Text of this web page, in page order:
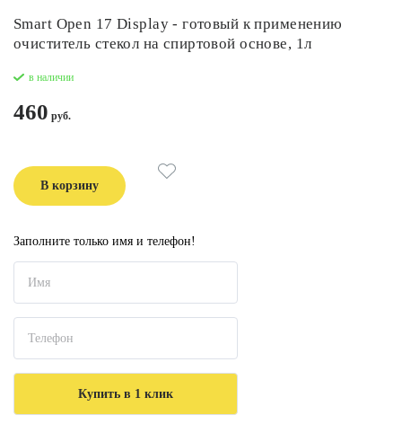
Smart Open 17 Display - готовый к применению
очиститель стекол на спиртовой основе, 1л
в наличии
460
В корзину
Заполните только имя и телефон!